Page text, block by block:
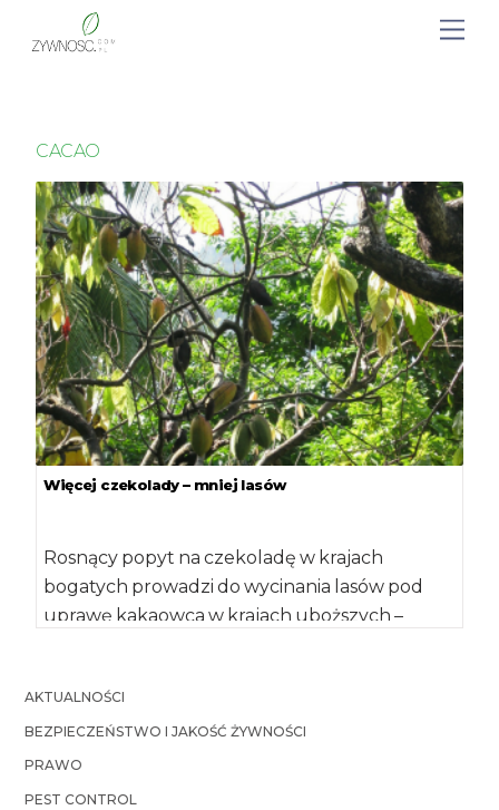
CACAO
Więcej czekolady – mniej lasów
Rosnący popyt na czekoladę w krajach
bogatych prowadzi do wycinania lasów pod
uprawę kakaowca w krajach uboższych –
AKTUALNOŚCI
BEZPIECZEŃSTWO I JAKOŚĆ ŻYWNOŚCI
PRAWO
PEST CONTROL